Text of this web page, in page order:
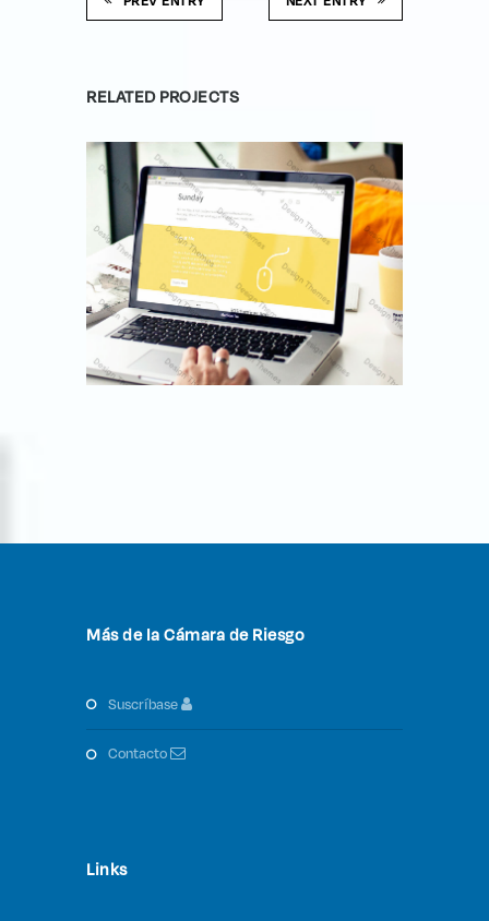
RELATED PROJECTS
Más de la Cámara de Riesgo
suscríbase
contacto
Links